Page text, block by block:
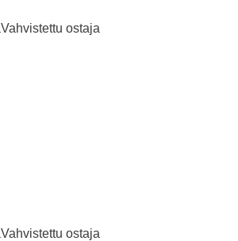
Vahvistettu ostaja
Vahvistettu ostaja